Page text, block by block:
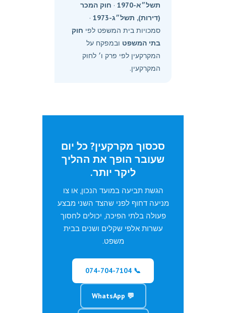
תשל״א-1970
· חוק המכר
(דירות), תשל״ג-1973
·
סמכויות בית המשפט לפי חוק
בתי המשפט ובמפקח על
המקרקעין לפי פרק ו׳ לחוק
המקרקעין.
סכסוך מקרקעין? כל יום
שעובר הופך את ההליך
ליקר יותר.
הגשת תביעה במועד הנכון, או צו
מניעה דחוף לפני שהצד השני מבצע
פעולה בלתי הפיכה, יכולים לחסוך
עשרות אלפי שקלים ושנים בבית
משפט.
📞 074-704-7104
💬 WhatsApp